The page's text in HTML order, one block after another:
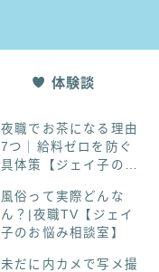
体験談
夜職でお茶になる理由
7つ｜給料ゼロを防ぐ
具体策【ジェイ子のお
風俗って実際どんな
ん？|夜職TV【ジェイ
子のお悩み相談室】
未だに内カメで写メ撮